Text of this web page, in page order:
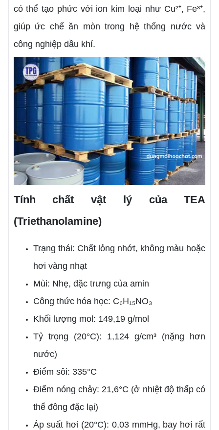
có thể tạo phức với ion kim loại như Cu²⁺, Fe³⁺,
giúp ức chế ăn mòn trong hệ thống nước và
công nghiệp dầu khí.
Tính chất vật lý của TEA
(Triethanolamine)
Trạng thái: Chất lỏng nhớt, không màu hoặc
hơi vàng nhạt
Mùi: Nhẹ, đặc trưng của amin
Công thức hóa học: C₆H₁₅NO₃
Khối lượng mol: 149,19 g/mol
Tỷ trọng (20°C): 1,124 g/cm³ (nặng hơn
nước)
Điểm sôi: 335°C
Điểm nóng chảy: 21,6°C (ở nhiệt độ thấp có
thể đông đặc lại)
Áp suất hơi (20°C): 0,03 mmHg, bay hơi rất